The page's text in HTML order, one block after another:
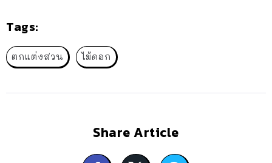
Tags:
ตกแต่งสวน ไม้ดอก
Share Article